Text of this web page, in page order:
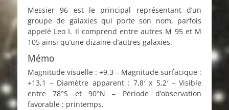
Messier 96 est le principal représentant d’un
groupe de galaxies qui porte son nom, parfois
appelé Leo I. Il comprend entre autres M 95 et M
105 ainsi qu’une dizaine d’autres galaxies.
Mémo
Magnitude visuelle : +9,3 – Magnitude surfacique :
+13,1 – Diamètre apparent : 7,8′ x 5,2′ – Visible
entre 78°S et 90°N – Période d’observation
favorable : printemps.